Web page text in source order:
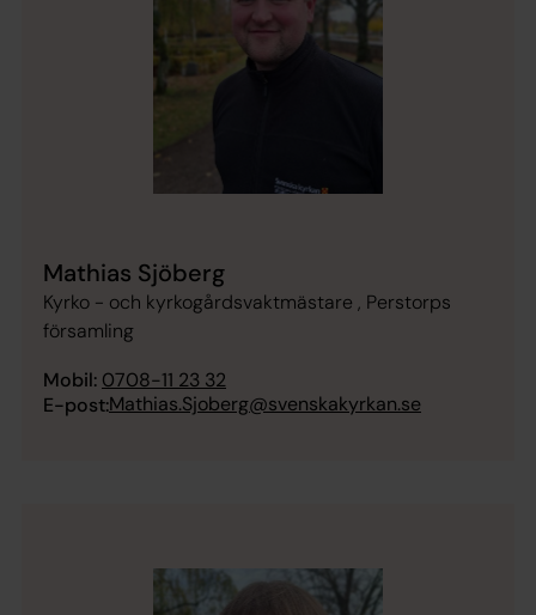
Mathias Sjöberg
Kyrko - och kyrkogårdsvaktmästare , Perstorps
församling
Mobil: 0708-11 23 32
E-post:Mathias.Sjoberg@svenskakyrkan.se